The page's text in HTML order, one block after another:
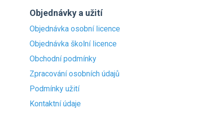
Objednávky a užití
Objednávka osobní licence
Objednávka školní licence
Obchodní podmínky
Zpracování osobních údajů
Podmínky užití
Kontaktní údaje